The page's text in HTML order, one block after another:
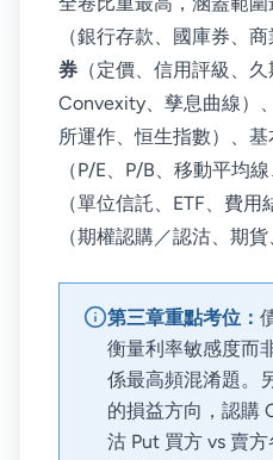
（銀行存款、國庫券、
券 （定價、信用評級、
Convexity、孳息曲線）、
所運作、恒生指數）、
（P/E、P/B、移動平均
（單位信託、ETF、費
（期權認購／認沽、期貨
第三章重點考位：
衡量利率敏感度
係最高頻混淆題。
的損益方向，認購
沽 Put 買方 vs 賣